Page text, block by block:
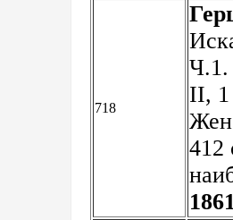
718
Ч.1.
II, 1
412